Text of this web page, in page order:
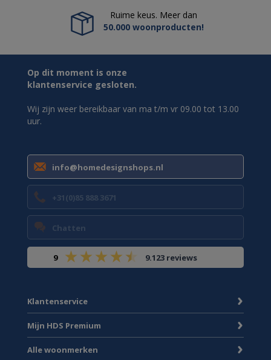
Ruime keus. Meer dan
50.000 woonproducten!
Op dit moment is onze
klantenservice gesloten.
Wij zijn weer bereikbaar van ma t/m vr 09.00 tot 13.00
uur.
info@homedesignshops.nl
+31(0)85 888 3671
Chatten
9 9.123 reviews
Klantenservice
Mijn HDS Premium
Alle woonmerken